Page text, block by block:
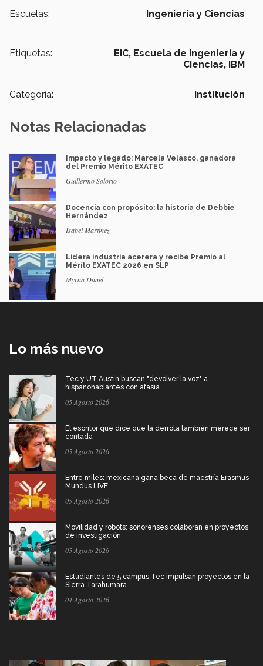
Escuelas: Ingeniería y Ciencias
Etiquetas: EIC, Escuela de Ingeniería y
Ciencias, IBM
Categoría: Institución
Notas Relacionadas
Impacto y legado: Marcela Velasco, ganadora
del Premio Mérito EXATEC
Guillermo Solorio
Docencia con propósito: la historia de Debbie
Hernández
Isabel Martínez
Lidera industria acerera y recibe Premio al
Mérito EXATEC 2026 en SLP
Myrna Danel
Lo más nuevo
Tec y UT Austin buscan "devolver la voz" a
hispanohablantes con afasia
05 Agosto 2026
El escritor que dice que la derrota también merece ser
contada
05 Agosto 2026
Entre miles: mexicana gana beca de maestría Erasmus
Mundus LIVE
05 Agosto 2026
Movilidad y robots: sonorenses colaboran en proyectos
de investigación
05 Agosto 2026
Estudiantes de 5 campus Tec impulsan proyectos en la
Sierra Tarahumara
04 Agosto 2026